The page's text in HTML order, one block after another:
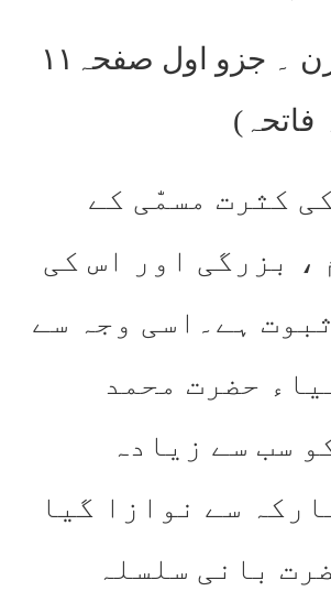
(تفسیر الخازن ۔ جزو اول صفحہ۱۱
فاتحہ)
کثرت مسمّٰی کے
، بزرگی اور اس کی
ہے۔اسی وجہ سے
حضرت محمد
سب سے زیادہ
سے نوازا گیا
بانی سلسلہ